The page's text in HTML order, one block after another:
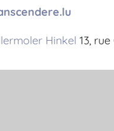
Hinkel 13,